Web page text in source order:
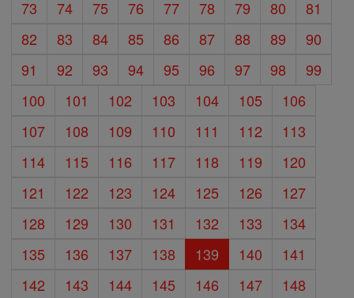
73 74 75 76 77 78 79 80
81
82
83 84 85 86 87 88 89
90
91
92 93 94 95 96 97 98
99
100
101 102 103 104 105
106
107
108 109 110 111 112
113
114
115 116 117 118 119
120
121
122 123 124 125 126
127
128
129 130 131 132 133
134
135
136 137 138 139 140
141
142
143 144 145 146 147
148